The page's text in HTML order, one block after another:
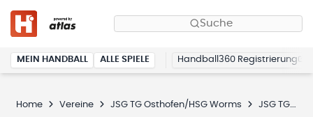
Suche
MEIN HANDBALL ALLE SPIELE Handball360 Registrierung
Home Vereine JSG TG Osthofen/HSG Worms JSG TG Osthofen/HSG Worms 2